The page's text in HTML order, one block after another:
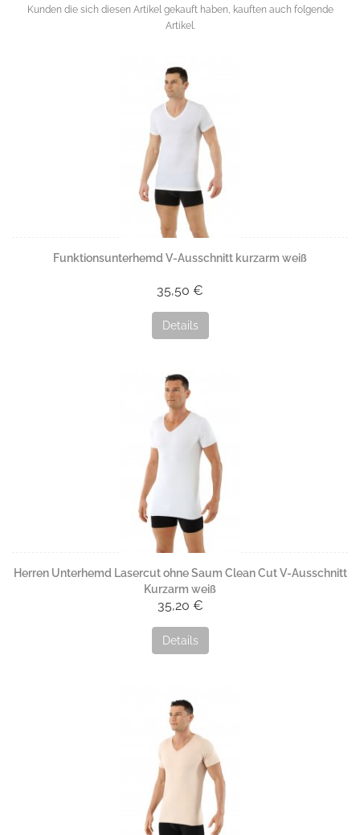
Kunden die sich diesen Artikel gekauft haben, kauften auch folgende
Artikel.
Funktionsunterhemd V-Ausschnitt kurzarm weiß
35,50 €
Details
Herren Unterhemd Lasercut ohne Saum Clean Cut V-Ausschnitt
Kurzarm weiß
35,20 €
Details